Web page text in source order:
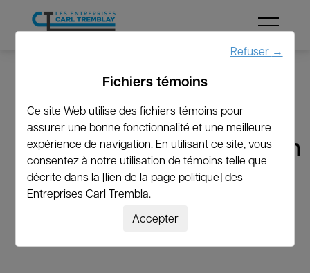
Menu
Revenir à la liste
admin@leaptheory.com
Refuser →
Fichiers témoins
Ce site Web utilise des fichiers témoins pour
assurer une bonne fonctionnalité et une meilleure
expérience de navigation. En utilisant ce site, vous
consentez à notre utilisation de témoins telle que
décrite dans la [lien de la page politique] des
Entreprises Carl Trembla.
Accepter